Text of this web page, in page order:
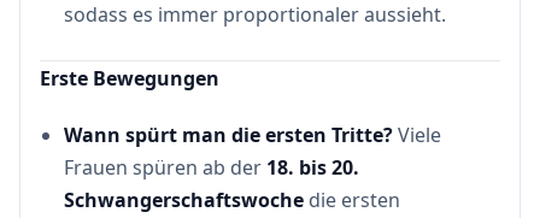
sodass es immer proportionaler aussieht.
Erste Bewegungen
Wann spürt man die ersten Tritte?Viele
Frauen spüren ab der 18. bis 20.
Schwangerschaftswoche die ersten